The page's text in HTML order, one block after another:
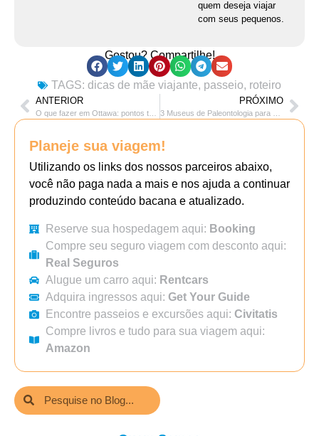
quem deseja viajar
com seus pequenos.
Gostou? Compartilhe!
TAGS: dicas de mãe viajante, passeio, roteiro
ANTERIOR PRÓXIMO
Planeje sua viagem!
Utilizando os links dos nossos parceiros abaixo,
você não paga nada a mais e nos ajuda a continuar
produzindo conteúdo bacana e atualizado.
Reserve sua hospedagem aqui: Booking
Compre seu seguro viagem com desconto aqui:
Real Seguros
Alugue um carro aqui: Rentcars
Adquira ingressos aqui: Get Your Guide
Encontre passeios e excursões aqui: Civitatis
Compre livros e tudo para sua viagem aqui:
Amazon